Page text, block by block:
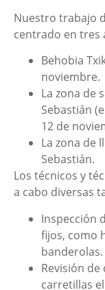
Nuestro trabajo
centrado en tres
Behobia
noviembre.
La zona de
Sebastián
12 de
La zona de
Sebastián.
Los técnicos y
a cabo diversas
Inspección
fijos, como
banderolas.
Revisión
carretillas